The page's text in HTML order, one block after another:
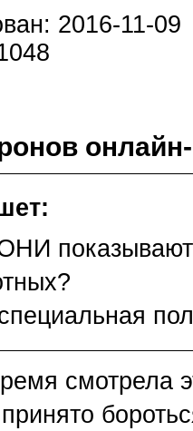
2016-11-09
смотрела